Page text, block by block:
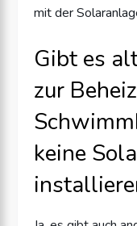
mit der
Gibt es
zur
keine